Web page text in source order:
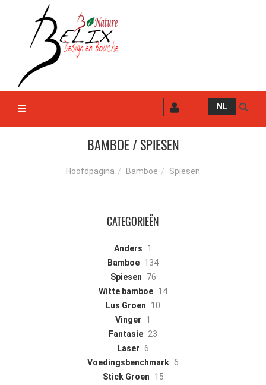
NL
BAMBOE / SPIESEN
Hoofdpagina Bamboe Spiesen
CATEGORIEËN
Anders
1
Bamboe 134
Spiesen
76
Witte bamboe 14
Lus Groen
10
Vinger
1
Fantasie 23
Laser 6
Voedingsbenchmark 6
Stick Groen
15